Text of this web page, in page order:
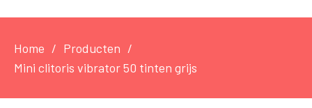
Home
Producten
Mini clitoris vibrator 50 tinten grijs